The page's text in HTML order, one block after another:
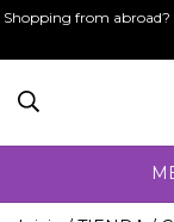
Shopping from abroad?